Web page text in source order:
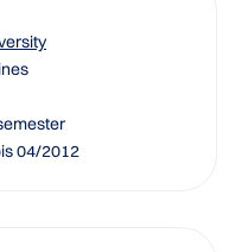
04/2012